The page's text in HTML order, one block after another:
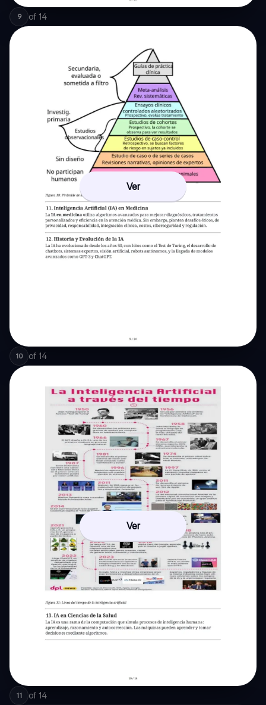
9 of 14
Ver
10 of 14
Ver
11 of 14